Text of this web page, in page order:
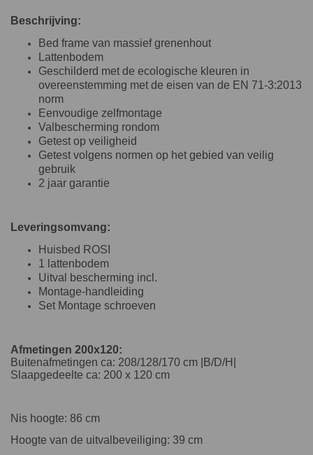
Beschrijving:
Bed frame van massief grenenhout
Lattenbodem
Geschilderd met de ecologische kleuren in
overeenstemming met de eisen van de EN 71-3:2013
norm
Eenvoudige zelfmontage
Valbescherming rondom
Getest op veiligheid
Getest volgens normen op het gebied van veilig
gebruik
2 jaar garantie
Leveringsomvang:
Huisbed ROSI
1 lattenbodem
Uitval bescherming incl.
Montage-handleiding
Set Montage schroeven
Afmetingen 200x120:
Buitenafmetingen ca: 208/128/170 cm |B/D/H|
Slaapgedeelte ca: 200 x 120 cm
Nis hoogte: 86 cm
Hoogte van de uitvalbeveiliging: 39 cm